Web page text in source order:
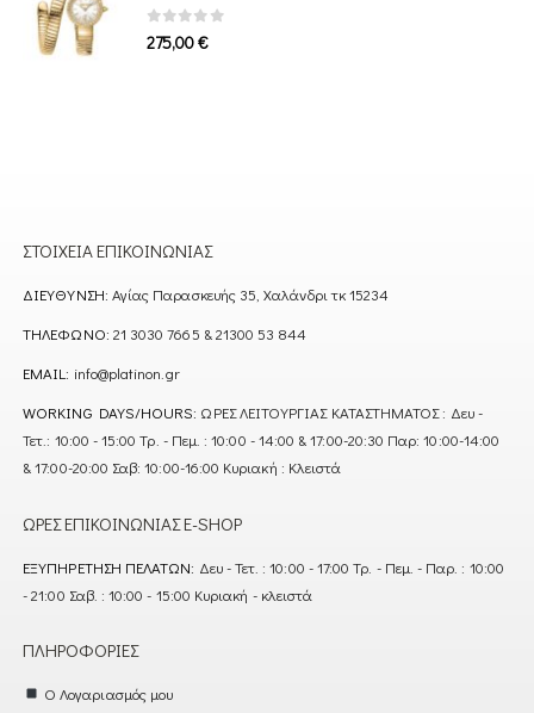
0out of 5
275,00€
ΣΤΟΙΧΕΊΑ ΕΠΙΚΟΙΝΩΝΊΑΣ
ΔΙΕΎΘΥΝΣΗ: Αγίας Παρασκευής 35, Χαλάνδρι τκ 15234
ΤΗΛΈΦΩΝΟ: 21 3030 7665 & 21300 53 844
EMAIL: info@platinon.gr
WORKING DAYS/HOURS: ΩΡΕΣ ΛΕΙΤΟΥΡΓΙΑΣ ΚΑΤΑΣΤΗΜΑΤΟΣ : Δευ -
Τετ.: 10:00 - 15:00 Τρ. - Πεμ. : 10:00 - 14:00 & 17:00-20:30 Παρ: 10:00-14:00
& 17:00-20:00 Σαβ: 10:00-16:00 Κυριακή : Κλειστά
ΏΡΕΣ ΕΠΙΚΟΙΝΩΝΊΑΣ E-SHOP
ΕΞΥΠΗΡΈΤΗΣΗ ΠΕΛΑΤΏΝ: Δευ - Τετ. : 10:00 - 17:00 Τρ. - Πεμ. - Παρ. : 10:00
- 21:00 Σαβ. : 10:00 - 15:00 Κυριακή - κλειστά
ΠΛΗΡΟΦΟΡΊΕΣ
Ο Λογαριασμός μου